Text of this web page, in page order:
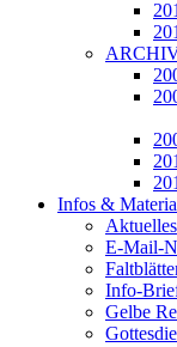
Infos &
Aktuelles
E-Mail-
Info-
Gelbe